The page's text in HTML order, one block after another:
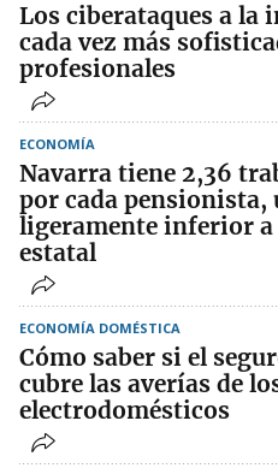
Los ciberataques a la
cada vez más
profesionales
ECONOMÍA
Navarra tiene 2,36
por cada pensionista,
ligeramente inferior a
estatal
ECONOMÍA DOMÉSTICA
Cómo saber si el
cubre las averías de
electrodomésticos